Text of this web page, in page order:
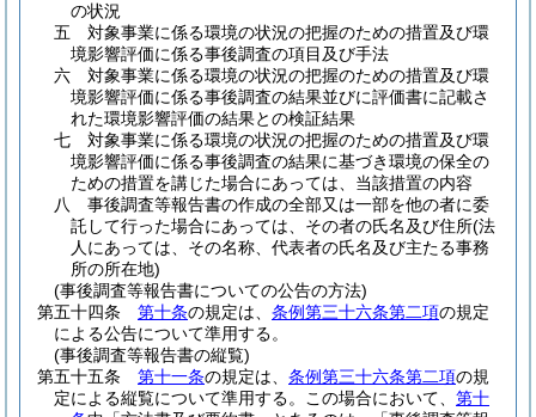
の状況
五
対象事業に係る環境の状況の把握のための措置及び環
境影響評価に係る事後調査の項目及び手法
六
対象事業に係る環境の状況の把握のための措置及び環
境影響評価に係る事後調査の結果並びに評価書に記載さ
れた環境影響評価の結果との検証結果
七
対象事業に係る環境の状況の把握のための措置及び環
境影響評価に係る事後調査の結果に基づき環境の保全の
ための措置を講じた場合にあっては、当該措置の内容
八
事後調査等報告書の作成の全部又は一部を他の者に委
託して行った場合にあっては、その者の氏名及び住所(法
人にあっては、その名称、代表者の氏名及び主たる事務
所の所在地)
(事後調査等報告書についての公告の方法)
第五十四条
第十条の規定は、 条例第三十六条第二項の規定
による公告について準用する。
(事後調査等報告書の縦覧)
第五十五条
第十一条の規定は、 条例第三十六条第二項の規
定による縦覧について準用する。
この場合において、 第十